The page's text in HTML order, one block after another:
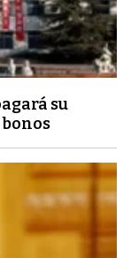
su
bonos